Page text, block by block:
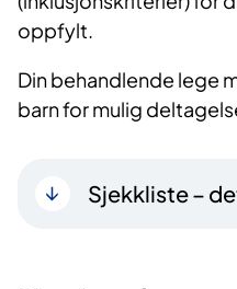
oppfylt.
Din behandlende lege
barn for mulig
Sjekkliste –